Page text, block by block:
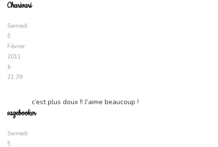
Charivari
Samedi
5
Février
2011
à
21:39
sagebooker
Samedi
5
c’est plus doux !! J’aime beaucoup !